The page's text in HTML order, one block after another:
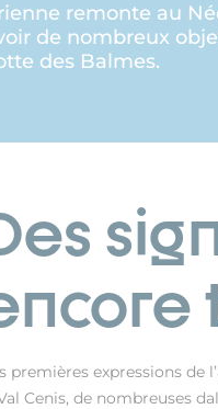
remonte au
de nombreux
des Balmes.
premières expressions de
Cenis, de nombreuses